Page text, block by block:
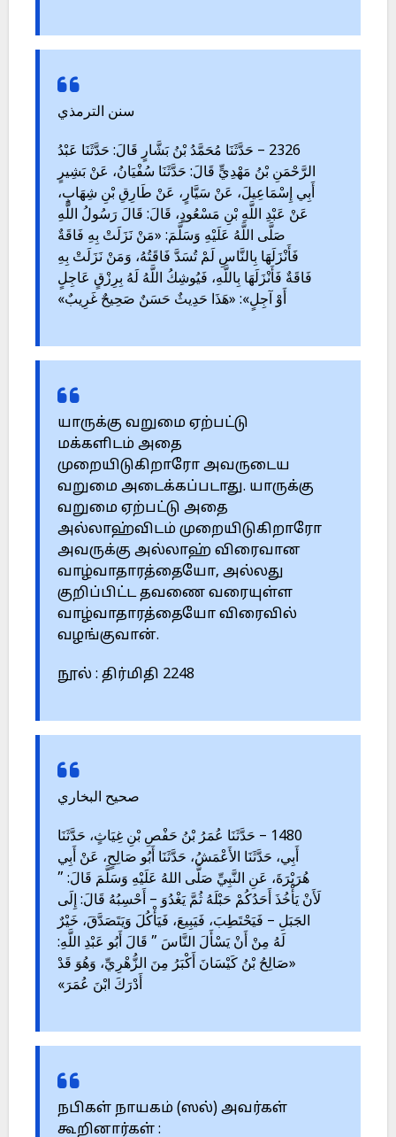
سنن الترمذي
2326 – حَدَّثَنَا مُحَمَّدُ بْنُ بَشَّارٍ قَالَ: حَدَّثَنَا عَبْدُ
الرَّحْمَنِ بْنُ مَهْدِيٍّ قَالَ: حَدَّثَنَا سُفْيَانُ، عَنْ بَشِيرٍ
أَبِي إِسْمَاعِيلَ، عَنْ سَيَّارٍ، عَنْ طَارِقِ بْنِ شِهَابٍ،
عَنْ عَبْدِ اللَّهِ بْنِ مَسْعُودٍ، قَالَ: قَالَ رَسُولُ اللَّهِ
صَلَّى اللَّهُ عَلَيْهِ وَسَلَّمَ: «مَنْ نَزَلَتْ بِهِ فَاقَةٌ
فَأَنْزَلَهَا بِالنَّاسِ لَمْ تُسَدَّ فَاقَتُهُ، وَمَنْ نَزَلَتْ بِهِ
فَاقَةٌ فَأَنْزَلَهَا بِاللَّهِ، فَيُوشِكُ اللَّهُ لَهُ بِرِزْقٍ عَاجِلٍ
أَوْ آجِلٍ»: «هَذَا حَدِيثٌ حَسَنٌ صَحِيحٌ غَرِيبٌ»
யாருக்கு வறுமை ஏற்பட்டு
மக்களிடம் அதை
முறையிடுகிறாரோ அவருடைய
வறுமை அடைக்கப்படாது. யாருக்கு
வறுமை ஏற்பட்டு அதை
அல்லாஹ்விடம் முறையிடுகிறாரோ
அவருக்கு அல்லாஹ் விரைவான
வாழ்வாதாரத்தையோ, அல்லது
குறிப்பிட்ட தவணை வரையுள்ள
வாழ்வாதாரத்தையோ விரைவில்
வழங்குவான்.
நூல் : திர்மிதி 2248
صحيح البخاري
1480 – حَدَّثَنَا عُمَرُ بْنُ حَفْصِ بْنِ غِيَاثٍ، حَدَّثَنَا
أَبِي، حَدَّثَنَا الأَعْمَشُ، حَدَّثَنَا أَبُو صَالِحٍ، عَنْ أَبِي
هُرَيْرَةَ، عَنِ النَّبِيِّ صَلَّى اللهُ عَلَيْهِ وَسَلَّمَ قَالَ: ”
لَأَنْ يَأْخُذَ أَحَدُكُمْ حَبْلَهُ ثُمَّ يَغْدُوَ – أَحْسِبُهُ قَالَ: إِلَى
الجَبَلِ – فَيَحْتَطِبَ، فَيَبِيعَ، فَيَأْكُلَ وَيَتَصَدَّقَ، خَيْرٌ
لَهُ مِنْ أَنْ يَسْأَلَ النَّاسَ ” قَالَ أَبُو عَبْدِ اللَّهِ:
«صَالِحُ بْنُ كَيْسَانَ أَكْبَرُ مِنَ الزُّهْرِيِّ، وَهُوَ قَدْ
أَدْرَكَ ابْنَ عُمَرَ»
நபிகள் நாயகம் (ஸல்) அவர்கள்
கூறினார்கள் :